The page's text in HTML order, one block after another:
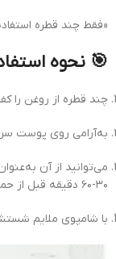
«فقط چند قطره
🎯 نحوه
چند قطره از روغن را
به‌آرامی روی پوست
می‌توانید از آن
۳۰-۶۰ دقیقه قبل از حمام بزنید.
با شامپوی ملایم